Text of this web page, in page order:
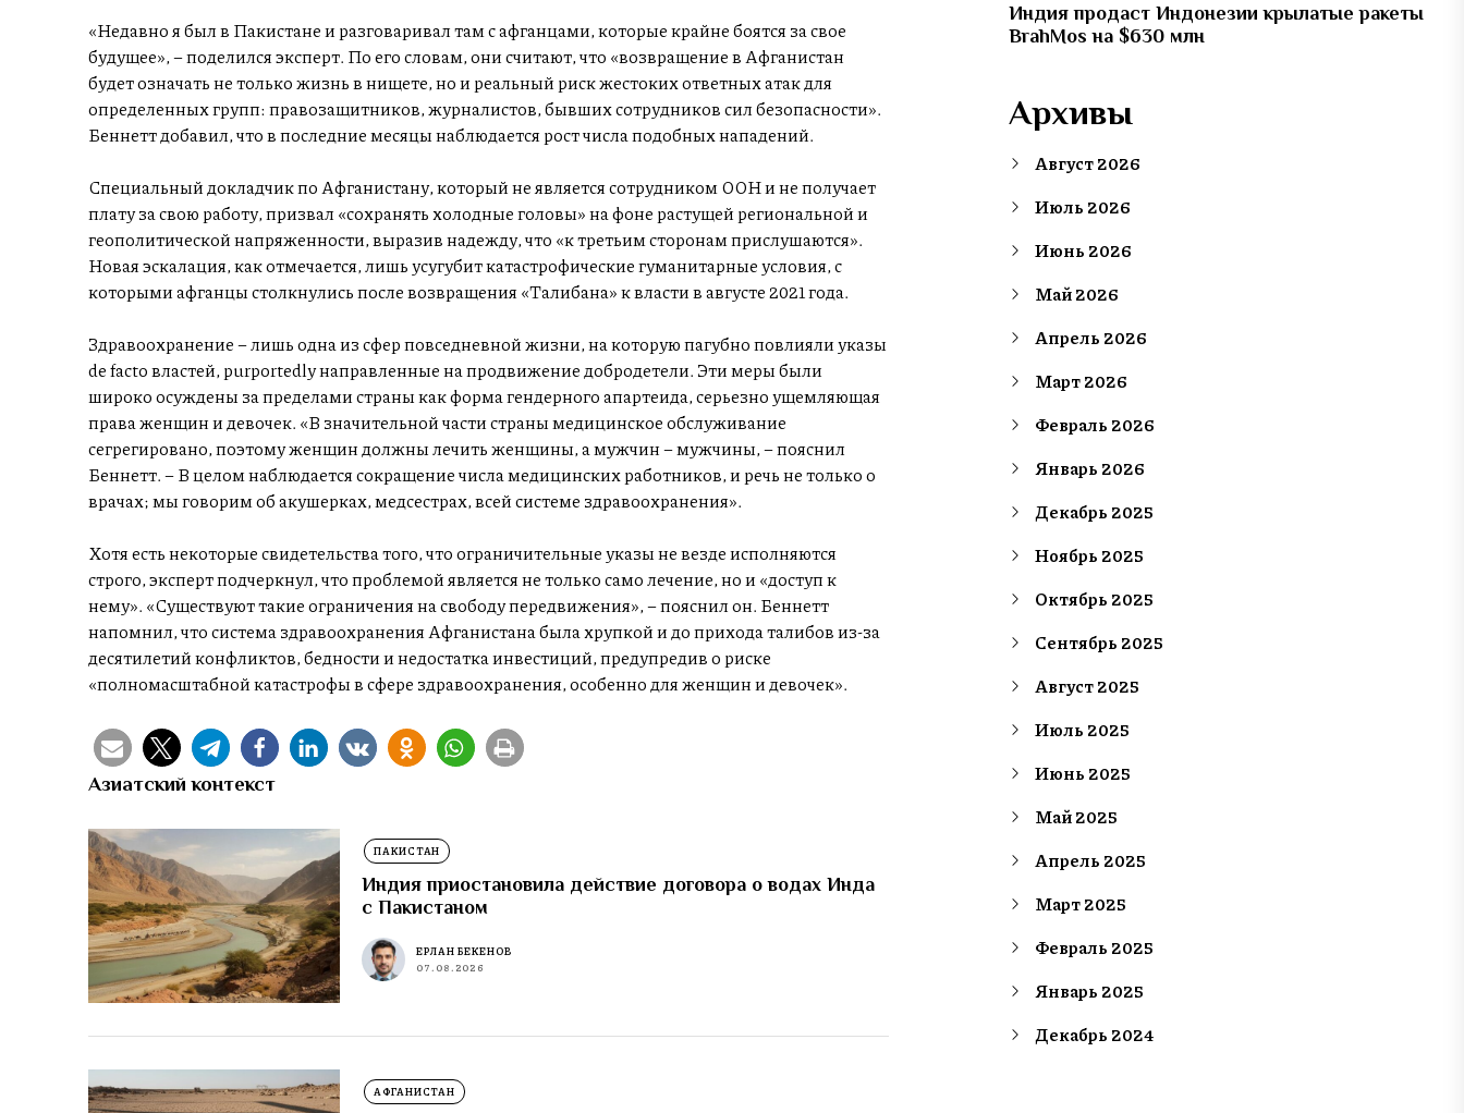
«Недавно я был в Пакистане и разговаривал там с афганцами, которые крайне боятся за свое
будущее», – поделился эксперт. По его словам, они считают, что «возвращение в Афганистан
будет означать не только жизнь в нищете, но и реальный риск жестоких ответных атак для
определенных групп: правозащитников, журналистов, бывших сотрудников сил безопасности».
Беннетт добавил, что в последние месяцы наблюдается рост числа подобных нападений.
Специальный докладчик по Афганистану, который не является сотрудником ООН и не получает
плату за свою работу, призвал «сохранять холодные головы» на фоне растущей региональной и
геополитической напряженности, выразив надежду, что «к третьим сторонам прислушаются».
Новая эскалация, как отмечается, лишь усугубит катастрофические гуманитарные условия, с
которыми афганцы столкнулись после возвращения «Талибана» к власти в августе 2021 года.
Здравоохранение – лишь одна из сфер повседневной жизни, на которую пагубно повлияли указы
de facto властей, purportedly направленные на продвижение добродетели. Эти меры были
широко осуждены за пределами страны как форма гендерного апартеида, серьезно ущемляющая
права женщин и девочек. «В значительной части страны медицинское обслуживание
сегрегировано, поэтому женщин должны лечить женщины, а мужчин – мужчины, – пояснил
Беннетт. – В целом наблюдается сокращение числа медицинских работников, и речь не только о
врачах; мы говорим об акушерках, медсестрах, всей системе здравоохранения».
Хотя есть некоторые свидетельства того, что ограничительные указы не везде исполняются
строго, эксперт подчеркнул, что проблемой является не только само лечение, но и «доступ к
нему». «Существуют такие ограничения на свободу передвижения», – пояснил он. Беннетт
напомнил, что система здравоохранения Афганистана была хрупкой и до прихода талибов из-за
десятилетий конфликтов, бедности и недостатка инвестиций, предупредив о риске
«полномасштабной катастрофы в сфере здравоохранения, особенно для женщин и девочек».
Азиатский контекст
ПАКИСТАН
Индия приостановила действие договора о водах Инда
с Пакистаном
ЕРЛАН БЕКЕНОВ
07.08.2026
АФГАНИСТАН
Индия продаст Индонезии крылатые ракеты
BrahMos на $630 млн
Архивы
Август 2026
Июль 2026
Июнь 2026
Май 2026
Апрель 2026
Март 2026
Февраль 2026
Январь 2026
Декабрь 2025
Ноябрь 2025
Октябрь 2025
Сентябрь 2025
Август 2025
Июль 2025
Июнь 2025
Май 2025
Апрель 2025
Март 2025
Февраль 2025
Январь 2025
Декабрь 2024